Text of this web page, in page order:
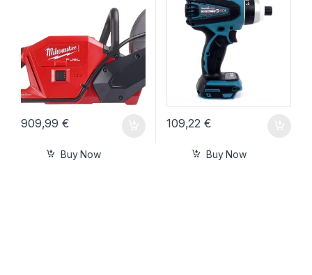
909,99€
Buy Now
109,22€
Buy Now